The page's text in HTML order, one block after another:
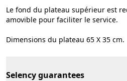
Le fond du plateau supérieur est
amovible pour faciliter le service.
Dimensions du plateau 65 X 35 cm.
Selency guarantees